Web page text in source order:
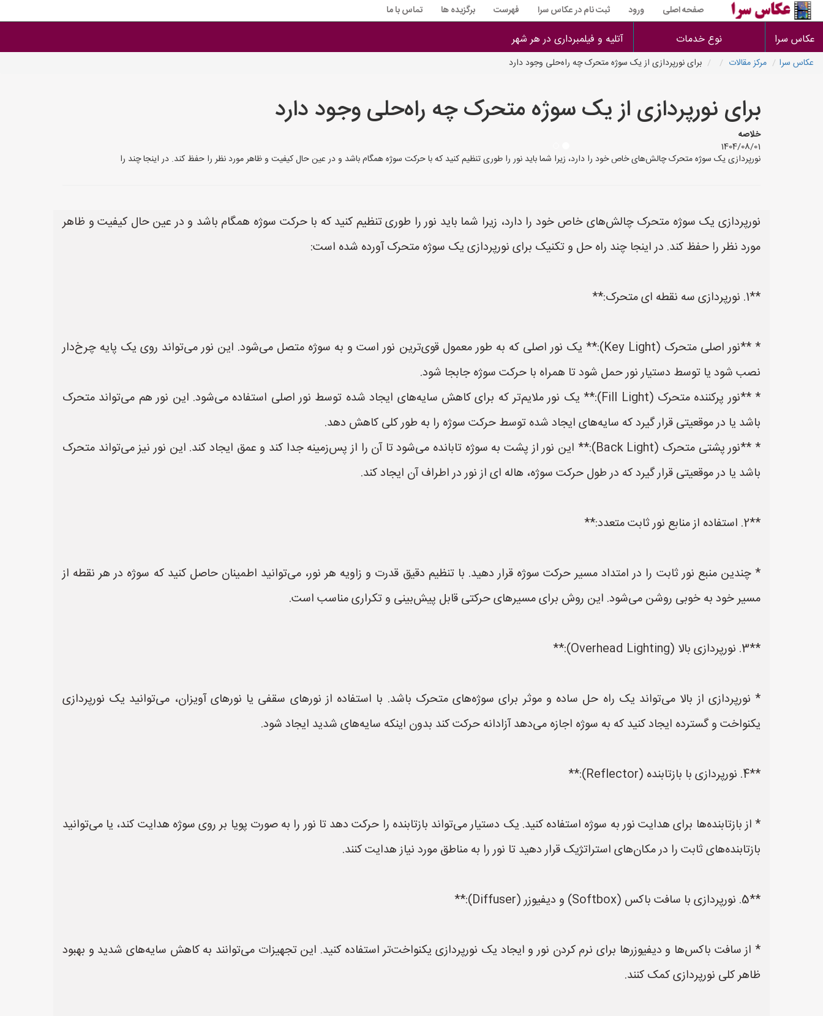
صفحه اصلی ورود ثبت نام در عکاس سرا فهرست برگزیده ها تماس با ما
عکاس سرا نوع خدمات آتلیه و فیلمبرداری در هر شهر
عکاس سرا مرکز مقالات برای نورپردازی از یک سوژه متحرک چه راه‌حلی وجود دارد
برای نورپردازی از یک سوژه متحرک چه راه‌حلی وجود دارد
خلاصه
1404/08/01
نورپردازی یک سوژه متحرک چالش‌های خاص خود را دارد، زیرا شما باید نور را طوری تنظیم کنید که با حرکت سوژه همگام باشد و در عین حال کیفیت و ظاهر مورد نظر را حفظ کند. در اینجا چند را
نورپردازی یک سوژه متحرک چالش‌های خاص خود را دارد، زیرا شما باید نور را طوری تنظیم کنید که با حرکت سوژه همگام باشد و در عین حال کیفیت و ظاهر
مورد نظر را حفظ کند. در اینجا چند راه حل و تکنیک برای نورپردازی یک سوژه متحرک آورده شده است:
**1. نورپردازی سه نقطه ای متحرک:**
* **نور اصلی متحرک (Key Light):** یک نور اصلی که به طور معمول قوی‌ترین نور است و به سوژه متصل می‌شود. این نور می‌تواند روی یک پایه چرخ‌دار
نصب شود یا توسط دستیار نور حمل شود تا همراه با حرکت سوژه جابجا شود.
* **نور پرکننده متحرک (Fill Light):** یک نور ملایم‌تر که برای کاهش سایه‌های ایجاد شده توسط نور اصلی استفاده می‌شود. این نور هم می‌تواند متحرک
باشد یا در موقعیتی قرار گیرد که سایه‌های ایجاد شده توسط حرکت سوژه را به طور کلی کاهش دهد.
* **نور پشتی متحرک (Back Light):** این نور از پشت به سوژه تابانده می‌شود تا آن را از پس‌زمینه جدا کند و عمق ایجاد کند. این نور نیز می‌تواند متحرک
باشد یا در موقعیتی قرار گیرد که در طول حرکت سوژه، هاله ای از نور در اطراف آن ایجاد کند.
**2. استفاده از منابع نور ثابت متعدد:**
* چندین منبع نور ثابت را در امتداد مسیر حرکت سوژه قرار دهید. با تنظیم دقیق قدرت و زاویه هر نور، می‌توانید اطمینان حاصل کنید که سوژه در هر نقطه از
مسیر خود به خوبی روشن می‌شود. این روش برای مسیرهای حرکتی قابل پیش‌بینی و تکراری مناسب است.
**3. نورپردازی بالا (Overhead Lighting):**
* نورپردازی از بالا می‌تواند یک راه حل ساده و موثر برای سوژه‌های متحرک باشد. با استفاده از نورهای سقفی یا نورهای آویزان، می‌توانید یک نورپردازی
یکنواخت و گسترده ایجاد کنید که به سوژه اجازه می‌دهد آزادانه حرکت کند بدون اینکه سایه‌های شدید ایجاد شود.
**4. نورپردازی با بازتابنده (Reflector):**
* از بازتابنده‌ها برای هدایت نور به سوژه استفاده کنید. یک دستیار می‌تواند بازتابنده را حرکت دهد تا نور را به صورت پویا بر روی سوژه هدایت کند، یا می‌توانید
بازتابنده‌های ثابت را در مکان‌های استراتژیک قرار دهید تا نور را به مناطق مورد نیاز هدایت کنند.
**5. نورپردازی با سافت باکس (Softbox) و دیفیوزر (Diffuser):**
* از سافت باکس‌ها و دیفیوزرها برای نرم کردن نور و ایجاد یک نورپردازی یکنواخت‌تر استفاده کنید. این تجهیزات می‌توانند به کاهش سایه‌های شدید و بهبود
ظاهر کلی نورپردازی کمک کنند.